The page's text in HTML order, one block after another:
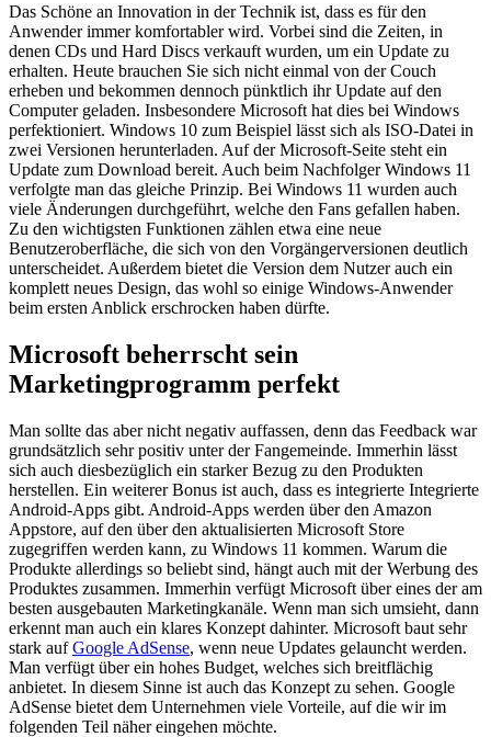
Das Schöne an Innovation in der Technik ist, dass es für den
Anwender immer komfortabler wird. Vorbei sind die Zeiten, in
denen CDs und Hard Discs verkauft wurden, um ein Update zu
erhalten. Heute brauchen Sie sich nicht einmal von der Couch
erheben und bekommen dennoch pünktlich ihr Update auf den
Computer geladen. Insbesondere Microsoft hat dies bei Windows
perfektioniert. Windows 10 zum Beispiel lässt sich als ISO-Datei in
zwei Versionen herunterladen. Auf der Microsoft-Seite steht ein
Update zum Download bereit. Auch beim Nachfolger Windows 11
verfolgte man das gleiche Prinzip. Bei Windows 11 wurden auch
viele Änderungen durchgeführt, welche den Fans gefallen haben.
Zu den wichtigsten Funktionen zählen etwa eine neue
Benutzeroberfläche, die sich von den Vorgängerversionen deutlich
unterscheidet. Außerdem bietet die Version dem Nutzer auch ein
komplett neues Design, das wohl so einige Windows-Anwender
beim ersten Anblick erschrocken haben dürfte.
Microsoft beherrscht sein
Marketingprogramm perfekt
Man sollte das aber nicht negativ auffassen, denn das Feedback war
grundsätzlich sehr positiv unter der Fangemeinde. Immerhin lässt
sich auch diesbezüglich ein starker Bezug zu den Produkten
herstellen. Ein weiterer Bonus ist auch, dass es integrierte Integrierte
Android-Apps gibt. Android-Apps werden über den Amazon
Appstore, auf den über den aktualisierten Microsoft Store
zugegriffen werden kann, zu Windows 11 kommen. Warum die
Produkte allerdings so beliebt sind, hängt auch mit der Werbung des
Produktes zusammen. Immerhin verfügt Microsoft über eines der am
besten ausgebauten Marketingkanäle. Wenn man sich umsieht, dann
erkennt man auch ein klares Konzept dahinter. Microsoft baut sehr
stark aufGoogle AdSense, wenn neue Updates gelauncht werden.
Man verfügt über ein hohes Budget, welches sich breitflächig
anbietet. In diesem Sinne ist auch das Konzept zu sehen. Google
AdSense bietet dem Unternehmen viele Vorteile, auf die wir im
folgenden Teil näher eingehen möchte.